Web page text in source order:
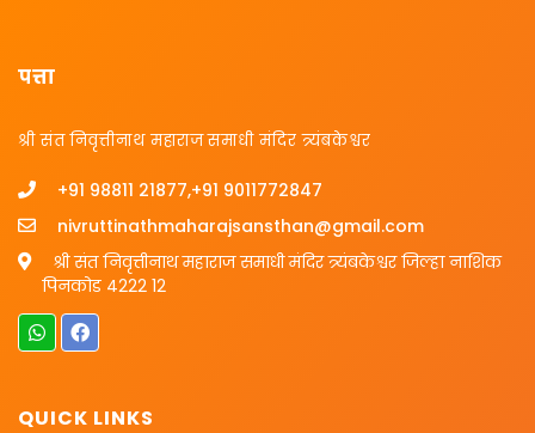
पत्ता
श्री संत निवृत्तीनाथ महाराज समाधी मंदिर त्र्यंबकेश्वर
+91 98811 21877,+91 9011772847
nivruttinathmaharajsansthan@gmail.com
श्री संत निवृत्तीनाथ महाराज समाधी मंदिर त्र्यंबकेश्वर जिल्हा नाशिक
पिनकोड 4222 12
QUICK LINKS